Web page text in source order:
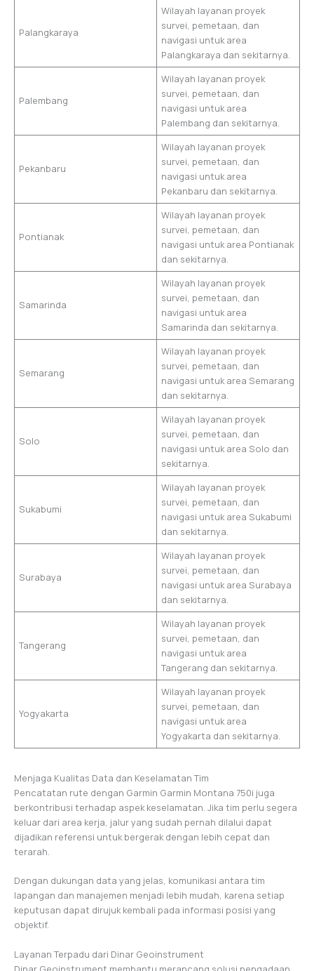
Palangkaraya
Wilayah layanan proyek
survei, pemetaan, dan
navigasi untuk area
Palangkaraya dan sekitarnya.
Palembang
Wilayah layanan proyek
survei, pemetaan, dan
navigasi untuk area
Palembang dan sekitarnya.
Pekanbaru
Wilayah layanan proyek
survei, pemetaan, dan
navigasi untuk area
Pekanbaru dan sekitarnya.
Pontianak
Wilayah layanan proyek
survei, pemetaan, dan
navigasi untuk area Pontianak
dan sekitarnya.
Samarinda
Wilayah layanan proyek
survei, pemetaan, dan
navigasi untuk area
Samarinda dan sekitarnya.
Semarang
Wilayah layanan proyek
survei, pemetaan, dan
navigasi untuk area Semarang
dan sekitarnya.
Solo
Wilayah layanan proyek
survei, pemetaan, dan
navigasi untuk area Solo dan
sekitarnya.
Sukabumi
Wilayah layanan proyek
survei, pemetaan, dan
navigasi untuk area Sukabumi
dan sekitarnya.
Surabaya
Wilayah layanan proyek
survei, pemetaan, dan
navigasi untuk area Surabaya
dan sekitarnya.
Tangerang
Wilayah layanan proyek
survei, pemetaan, dan
navigasi untuk area
Tangerang dan sekitarnya.
Yogyakarta
Wilayah layanan proyek
survei, pemetaan, dan
navigasi untuk area
Yogyakarta dan sekitarnya.
Menjaga Kualitas Data dan Keselamatan Tim
Pencatatan rute dengan Garmin Garmin Montana 750i juga
berkontribusi terhadap aspek keselamatan. Jika tim perlu segera
keluar dari area kerja, jalur yang sudah pernah dilalui dapat
dijadikan referensi untuk bergerak dengan lebih cepat dan
terarah.
Dengan dukungan data yang jelas, komunikasi antara tim
lapangan dan manajemen menjadi lebih mudah, karena setiap
keputusan dapat dirujuk kembali pada informasi posisi yang
objektif.
Layanan Terpadu dari Dinar Geoinstrument